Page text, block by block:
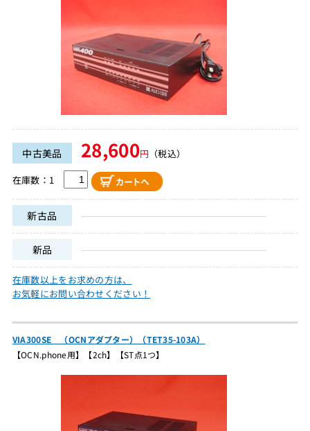
中古美品 28,600円 （税込）
在庫数：1
新古品
新品
在庫数以上をお求めの方は、
お気軽にお問い合わせください！
VIA300SE （OCNアダプター）（TET35-103A）
【OCN.phone用】【2ch】【ST点1つ】